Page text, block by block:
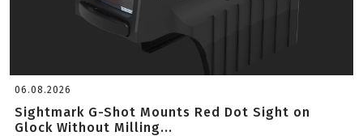
06.08.2026
Sightmark G-Shot Mounts Red Dot Sight on
Glock Without Milling...